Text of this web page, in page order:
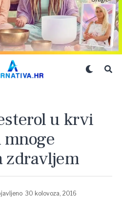
u krvi
zdravljem
30 kolovoza, 2016